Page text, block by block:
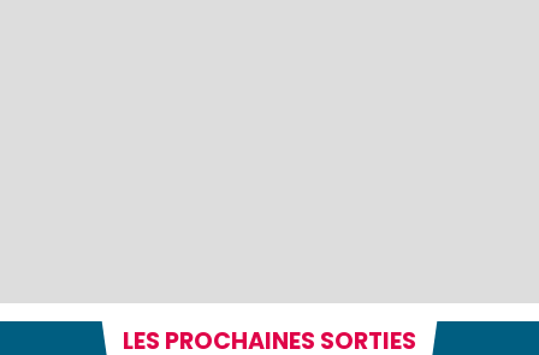
LES PROCHAINES SORTIES